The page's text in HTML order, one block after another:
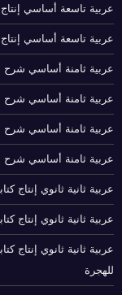
عربية تاسعة أساسي
عربية تاسعة أساسي إنتاج
عربية ثامنة أساسي شرح
عربية ثامنة أساسي شرح
عربية ثامنة أساسي
عربية ثامنة أساسي شرح
عربية ثانية ثانوي إنتاج
عربية ثانية ثانوي إنتاج
عربية ثانية ثانوي إنتاج
للهجرة